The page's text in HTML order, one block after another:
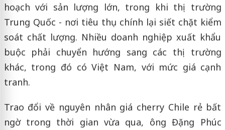
hoạch với sản lượng lớn, trong khi thị trường
Trung Quốc - nơi tiêu thụ chính lại siết chặt kiểm
soát chất lượng. Nhiều doanh nghiệp xuất khẩu
buộc phải chuyển hướng sang các thị trường
khác, trong đó có Việt Nam, với mức giá cạnh
tranh.
Trao đổi về nguyên nhân giá cherry Chile rẻ bất
ngờ trong thời gian vừa qua, ông Đặng Phúc